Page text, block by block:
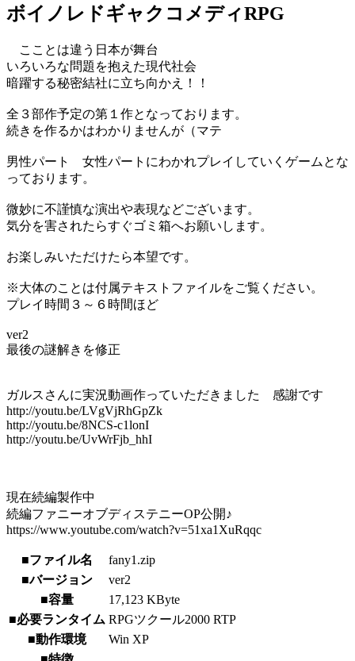
ボイノレドギャクコメディRPG
こことは違う日本が舞台
いろいろな問題を抱えた現代社会
暗躍する秘密結社に立ち向かえ！！
全３部作予定の第１作となっております。
続きを作るかはわかりませんが（マテ
男性パート 女性パートにわかれプレイしていくゲームとな
っております。
微妙に不謹慎な演出や表現などございます。
気分を害されたらすぐゴミ箱へお願いします。
お楽しみいただけたら本望です。
※大体のことは付属テキストファイルをご覧ください。
プレイ時間３～６時間ほど
ver2
最後の謎解きを修正
ガルスさんに実況動画作っていただきました 感謝です
http://youtu.be/LVgVjRhGpZk
http://youtu.be/8NCS-c1lonI
http://youtu.be/UvWrFjb_hhI
現在続編製作中
続編ファニーオブディステニーOP公開♪
https://www.youtube.com/watch?v=51xa1XuRqqc
■ファイル名
fany1.zip
■バージョン
ver2
■容量
17,123 KByte
■必要ランタイム RPGツクール2000 RTP
■動作環境
Win XP